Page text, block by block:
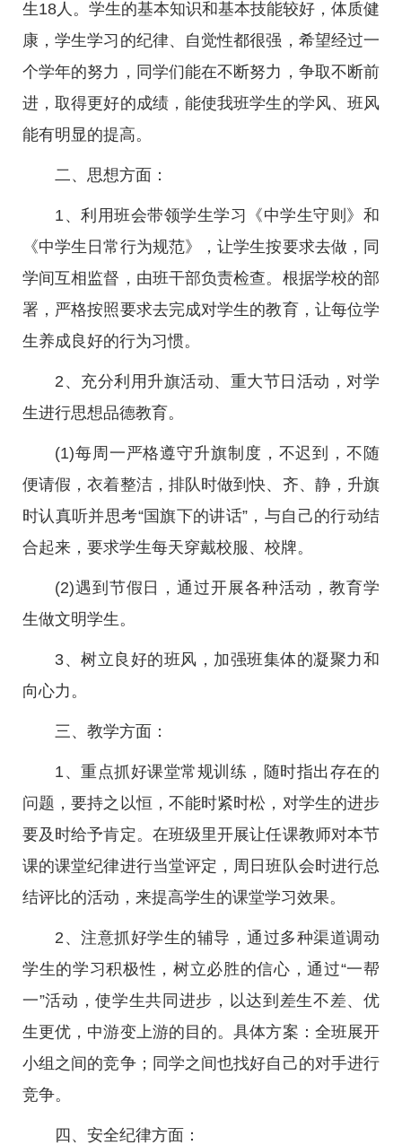
生18人。学生的基本知识和基本技能较好，体质健
康，学生学习的纪律、自觉性都很强，希望经过一
个学年的努力，同学们能在不断努力，争取不断前
进，取得更好的成绩，能使我班学生的学风、班风
能有明显的提高。
二、思想方面：
1、利用班会带领学生学习《中学生守则》和
《中学生日常行为规范》，让学生按要求去做，同
学间互相监督，由班干部负责检查。根据学校的部
署，严格按照要求去完成对学生的教育，让每位学
生养成良好的行为习惯。
2、充分利用升旗活动、重大节日活动，对学
生进行思想品德教育。
(1)每周一严格遵守升旗制度，不迟到，不随
便请假，衣着整洁，排队时做到快、齐、静，升旗
时认真听并思考“国旗下的讲话”，与自己的行动结
合起来，要求学生每天穿戴校服、校牌。
(2)遇到节假日，通过开展各种活动，教育学
生做文明学生。
3、树立良好的班风，加强班集体的凝聚力和
向心力。
三、教学方面：
1、重点抓好课堂常规训练，随时指出存在的
问题，要持之以恒，不能时紧时松，对学生的进步
要及时给予肯定。在班级里开展让任课教师对本节
课的课堂纪律进行当堂评定，周日班队会时进行总
结评比的活动，来提高学生的课堂学习效果。
2、注意抓好学生的辅导，通过多种渠道调动
学生的学习积极性，树立必胜的信心，通过“一帮
一”活动，使学生共同进步，以达到差生不差、优
生更优，中游变上游的目的。具体方案：全班展开
小组之间的竞争；同学之间也找好自己的对手进行
竞争。
四、安全纪律方面：